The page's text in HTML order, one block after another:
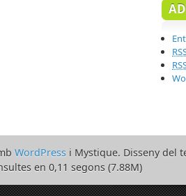
WordPressi Mystique. Disseny del
en 0,11 segons (7.88M)